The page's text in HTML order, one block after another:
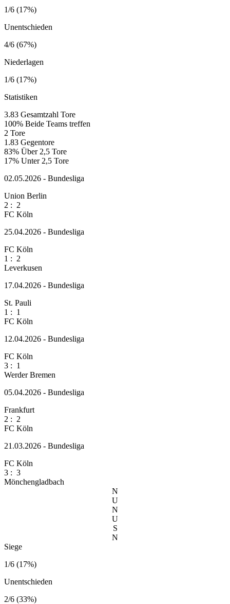
1/6 (17%)
Unentschieden
4/6 (67%)
Niederlagen
1/6 (17%)
Statistiken
3.83 Gesamtzahl Tore
100% Beide Teams treffen
2 Tore
1.83 Gegentore
83% Über 2,5 Tore
17% Unter 2,5 Tore
02.05.2026 - Bundesliga
Union Berlin
2 : 2
FC Köln
25.04.2026 - Bundesliga
FC Köln
1 : 2
Leverkusen
17.04.2026 - Bundesliga
St. Pauli
1 : 1
FC Köln
12.04.2026 - Bundesliga
FC Köln
3 : 1
Werder Bremen
05.04.2026 - Bundesliga
Frankfurt
2 : 2
FC Köln
21.03.2026 - Bundesliga
FC Köln
3 : 3
Mönchengladbach
N
U
N
U
S
N
Siege
1/6 (17%)
Unentschieden
2/6 (33%)